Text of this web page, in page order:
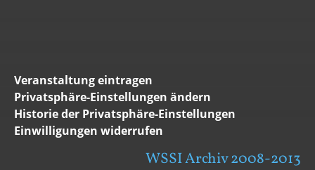
Veranstaltung eintragen
Privatsphäre-Einstellungen ändern
Historie der Privatsphäre-Einstellungen
Einwilligungen widerrufen
WSSI Archiv 2008-2013